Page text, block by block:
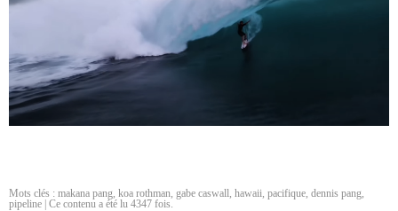
Mots clés : makana pang koa rothman gabe caswall hawaii pacifique dennis pang
pipeline | Ce contenu a été lu 4347 fois.